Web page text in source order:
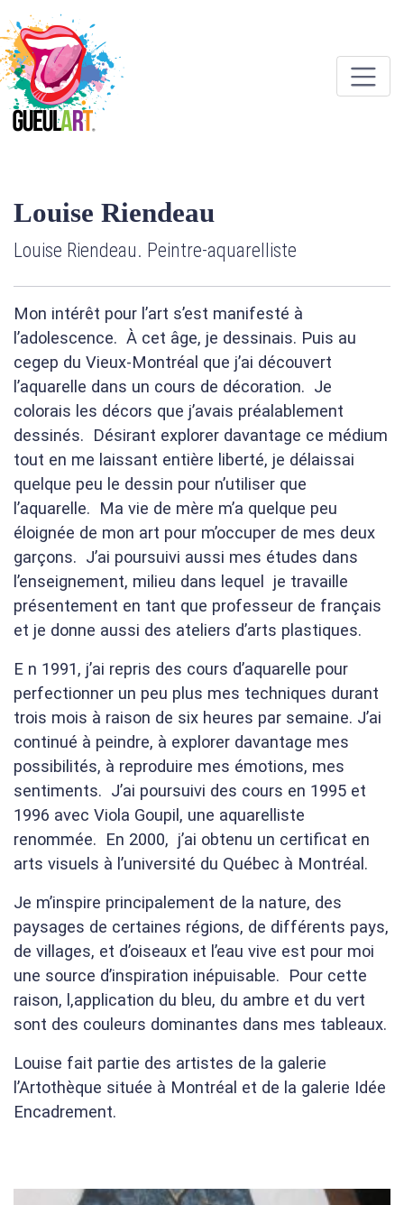
Louise Riendeau
Louise Riendeau. Peintre-aquarelliste
Mon intérêt pour l’art s’est manifesté à
l’adolescence. À cet âge, je dessinais. Puis au
cegep du Vieux-Montréal que j’ai découvert
l’aquarelle dans un cours de décoration. Je
colorais les décors que j’avais préalablement
dessinés. Désirant explorer davantage ce médium
tout en me laissant entière liberté, je délaissai
quelque peu le dessin pour n’utiliser que
l’aquarelle. Ma vie de mère m’a quelque peu
éloignée de mon art pour m’occuper de mes deux
garçons. J’ai poursuivi aussi mes études dans
l’enseignement, milieu dans lequel je travaille
présentement en tant que professeur de français
et je donne aussi des ateliers d’arts plastiques.
E n 1991, j’ai repris des cours d’aquarelle pour
perfectionner un peu plus mes techniques durant
trois mois à raison de six heures par semaine. J’ai
continué à peindre, à explorer davantage mes
possibilités, à reproduire mes émotions, mes
sentiments. J’ai poursuivi des cours en 1995 et
1996 avec Viola Goupil, une aquarelliste
renommée. En 2000, j’ai obtenu un certificat en
arts visuels à l’université du Québec à Montréal.
Je m’inspire principalement de la nature, des
paysages de certaines régions, de différents pays,
de villages, et d’oiseaux et l’eau vive est pour moi
une source d’inspiration inépuisable. Pour cette
raison, l,application du bleu, du ambre et du vert
sont des couleurs dominantes dans mes tableaux.
Louise fait partie des artistes de la galerie
l’Artothèque située à Montréal et de la galerie Idée
Encadrement.